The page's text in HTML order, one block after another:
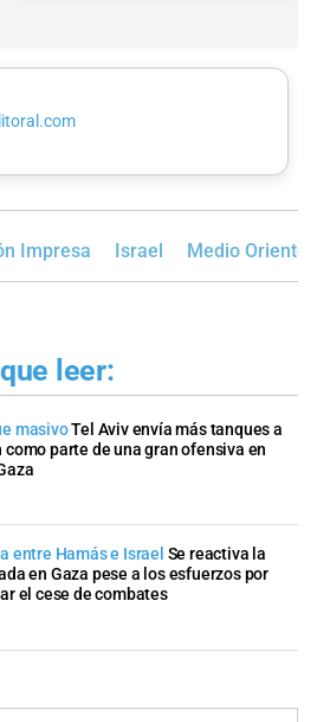
Impresa Israel Medio Oriente
leer:
masivoTel Aviv envía más tanques a
como parte de una gran ofensiva en
entre Hamás e Israel Se reactiva la
en Gaza pese a los esfuerzos por
el cese de combates